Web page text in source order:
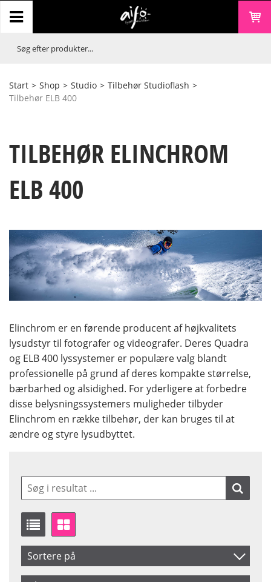
Start > Shop > Studio > Tilbehør Studioflash >
Tilbehør ELB 400
TILBEHØR ELINCHROM
ELB 400
Elinchrom er en førende producent af højkvalitets
lysudstyr til fotografer og videografer. Deres Quadra
og ELB 400 lyssystemer er populære valg blandt
professionelle på grund af deres kompakte størrelse,
bærbarhed og alsidighed. For yderligere at forbedre
disse belysningssystemers muligheder tilbyder
Elinchrom en række tilbehør, der kan bruges til at
ændre og styre lysudbyttet.
Sortere på
Produkt Nr.